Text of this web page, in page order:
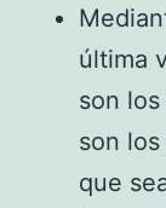
última
son
son
que